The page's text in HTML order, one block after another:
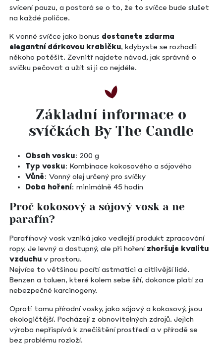
svícení pauzu, a postará se o to, že to svíčce bude slušet
na každé poličce.
K vonné svíčce jako bonus dostanete zdarma
elegantní dárkovou krabičku, kdybyste se rozhodli
někoho potěšit. Zevnitř najdete návod, jak správně o
svíčku pečovat a užít si ji co nejdéle.
Základní informace o
svíčkách By The Candle
Obsah vosku: 200 g
Typ vosku: Kombinace kokosového a sójového
Vůně: Vonný olej určený pro svíčky
Doba hoření: minimálně 45 hodin
Proč kokosový a sójový vosk a ne
parafín?
Parafínový vosk vzniká jako vedlejší produkt zpracování
ropy. Je levný a dostupný, ale při hoření zhoršuje kvalitu
vzduchu v prostoru.
Nejvíce to většinou pocítí astmatici a citlivější lidé.
Benzen a toluen, které kolem sebe šíří, dokonce platí za
nebezpečné karcinogeny.
Oproti tomu přírodní vosky, jako sójový a kokosový, jsou
ekologičtější. Pocházejí z obnovitelných zdrojů. Jejich
výroba nepřispívá k znečištění prostředí a v přírodě se
bez problému rozloží.